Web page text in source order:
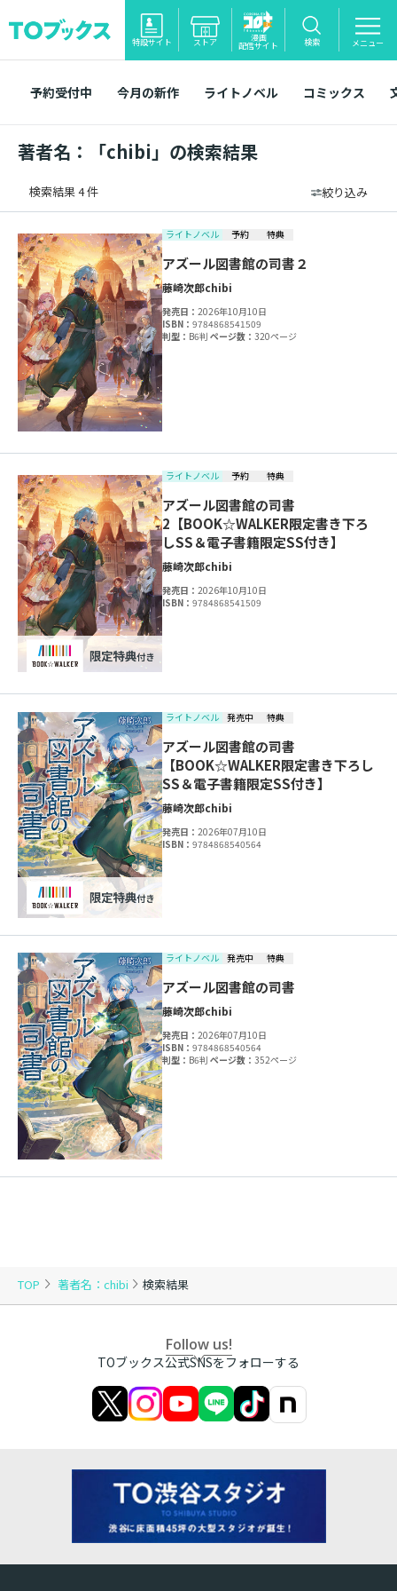
特設サイト ストア 漫画
配信サイト 検索 メニュー
予約受付中 今月の新作 ライトノベル コミックス
TOP 著者名：chibi 検索結果
著者名：「chibi」の検索結果
検索結果 4 件 絞り込み
ライトノベル 予約 特典
アズール図書館の司書２
藤崎次郎chibi
発売日：2026年10月10日
ISBN：9784868541509
判型： B6判ページ数：320ページ
ライトノベル 予約 特典
アズール図書館の司書
2【BOOK☆WALKER限定書き下ろ
しSS＆電子書籍限定SS付き】
藤崎次郎chibi
発売日：2026年10月10日
ISBN：9784868541509
ライトノベル 発売中 特典
アズール図書館の司書
【BOOK☆WALKER限定書き下ろし
SS＆電子書籍限定SS付き】
藤崎次郎chibi
発売日：2026年07月10日
ISBN：9784868540564
ライトノベル 発売中 特典
アズール図書館の司書
藤崎次郎chibi
発売日：2026年07月10日
ISBN：9784868540564
判型： B6判ページ数：352ページ
Follow us!
TOブックス公式SNSをフォローする